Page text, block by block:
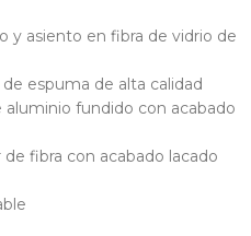
y asiento en fibra de vidrio de
espuma de alta calidad
aluminio fundido con acabado
fibra con acabado lacado